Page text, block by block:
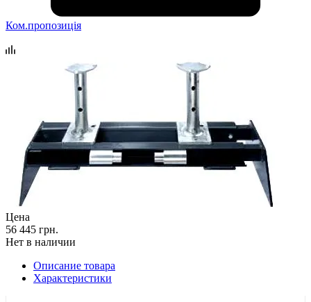
Ком.пропозиція
Цена
56 445 грн.
Нет в наличии
Описание товара
Характеристики